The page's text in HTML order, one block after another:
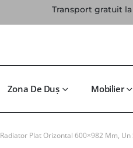
Transport gratuit
Zona De Duș Mobilier
Radiator Plat Orizontal 600×982 Mm,